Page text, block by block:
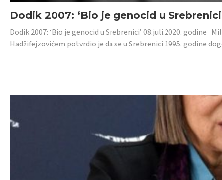
Dodik 2007: ‘Bio je genocid u
Dodik 2007: ‘Bio je genocid u Srebrenici’ 08.juli.2020. godine
Hadžifejzovićem potvrdio je da se u Srebrenici 1995. godine